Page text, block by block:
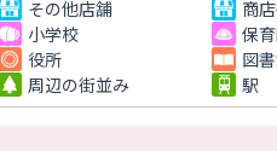
その他店舗
商
小学校
保
役所
図
周辺の街並み
駅